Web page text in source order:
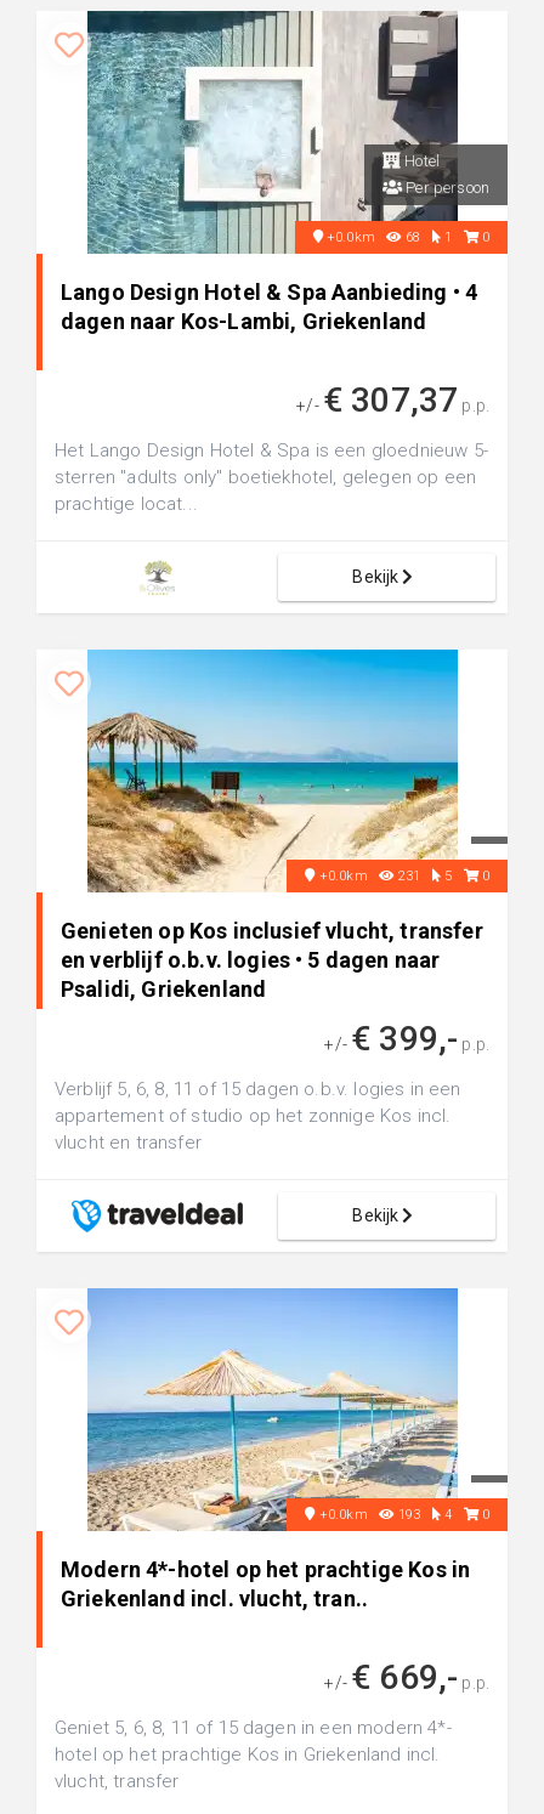
Hotel
Per persoon
+0.0km 68 1 0
Lango Design Hotel & Spa Aanbieding • 4
dagen naar Kos-Lambi, Griekenland
+/- € 307,37 p.p.
Het Lango Design Hotel & Spa is een gloednieuw 5-
sterren "adults only" boetiekhotel, gelegen op een
prachtige locat...
Bekijk
+0.0km 231 5 0
Genieten op Kos inclusief vlucht, transfer
en verblijf o.b.v. logies • 5 dagen naar
Psalidi, Griekenland
+/- € 399,- p.p.
Verblijf 5, 6, 8, 11 of 15 dagen o.b.v. logies in een
appartement of studio op het zonnige Kos incl.
vlucht en transfer
Bekijk
+0.0km 193 4 0
Modern 4*-hotel op het prachtige Kos in
Griekenland incl. vlucht, tran..
+/- € 669,- p.p.
Geniet 5, 6, 8, 11 of 15 dagen in een modern 4*-
hotel op het prachtige Kos in Griekenland incl.
vlucht, transfer